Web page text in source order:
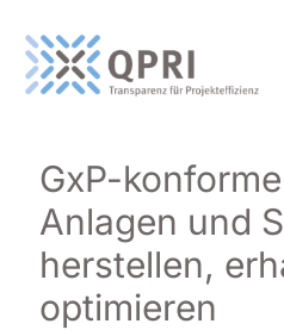
Inhalt
springen
GxP-
Anlagen und
herstellen,
optimieren